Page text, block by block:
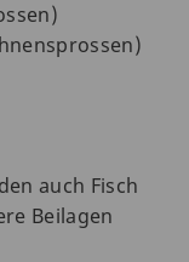
auch Fisch
Beilagen